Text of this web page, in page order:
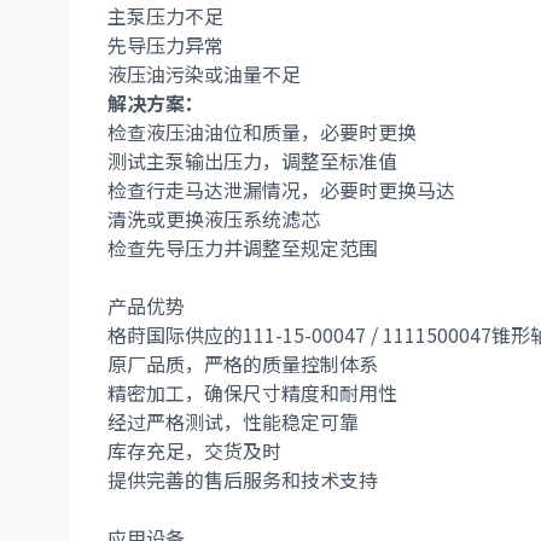
主泵压力不足
先导压力异常
液压油污染或油量不足
解决方案：
检查液压油油位和质量，必要时更换
测试主泵输出压力，调整至标准值
检查行走马达泄漏情况，必要时更换马达
清洗或更换液压系统滤芯
检查先导压力并调整至规定范围
产品优势
格莳国际供应的111-15-00047 / 1111500047锥形
原厂品质，严格的质量控制体系
精密加工，确保尺寸精度和耐用性
经过严格测试，性能稳定可靠
库存充足，交货及时
提供完善的售后服务和技术支持